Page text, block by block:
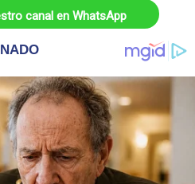
canal en WhatsApp